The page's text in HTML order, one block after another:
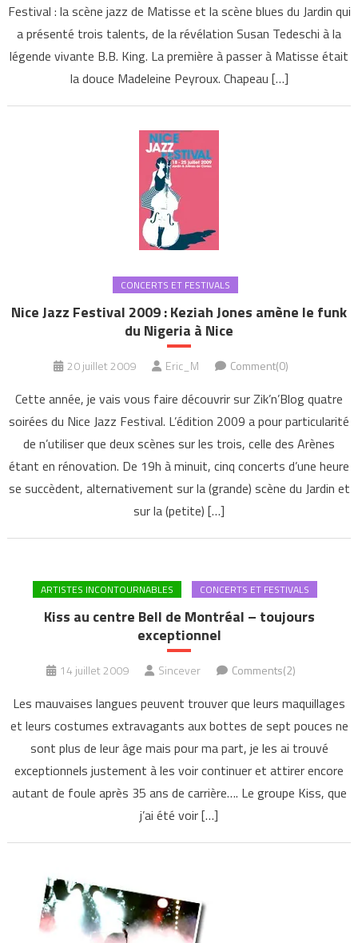
Festival : la scène jazz de Matisse et la scène blues du Jardin qui
a présenté trois talents, de la révélation Susan Tedeschi à la
légende vivante B.B. King. La première à passer à Matisse était
la douce Madeleine Peyroux. Chapeau […]
CONCERTS ET FESTIVALS
Nice Jazz Festival 2009 : Keziah Jones amène le funk
du Nigeria à Nice
20 juillet 2009 Eric_M Comment(0)
Cette année, je vais vous faire découvrir sur Zik’n’Blog quatre
soirées du Nice Jazz Festival. L’édition 2009 a pour particularité
de n’utiliser que deux scènes sur les trois, celle des Arènes
étant en rénovation. De 19h à minuit, cinq concerts d’une heure
se succèdent, alternativement sur la (grande) scène du Jardin et
sur la (petite) […]
ARTISTES INCONTOURNABLES CONCERTS ET FESTIVALS
Kiss au centre Bell de Montréal – toujours
exceptionnel
14 juillet 2009 Sincever Comments(2)
Les mauvaises langues peuvent trouver que leurs maquillages
et leurs costumes extravagants aux bottes de sept pouces ne
sont plus de leur âge mais pour ma part, je les ai trouvé
exceptionnels justement à les voir continuer et attirer encore
autant de foule après 35 ans de carrière…. Le groupe Kiss, que
j’ai été voir […]